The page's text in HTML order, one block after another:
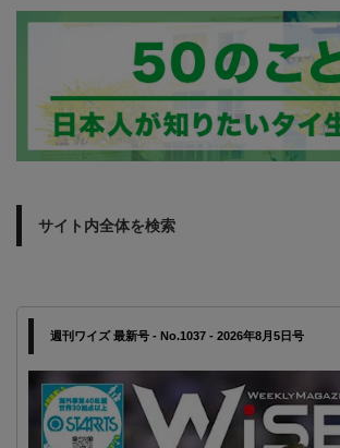
サイト内全体を検索
週刊ワイズ 最新号 - No.1037 - 2026年8月5日号